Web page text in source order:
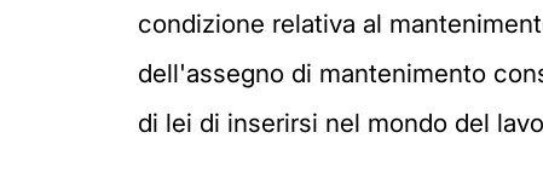
condizione relativa al
dell'assegno di mantenimento
di lei di inserirsi nel mondo del